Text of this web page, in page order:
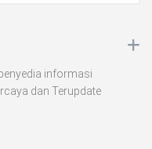
informasi
dan Terupdate